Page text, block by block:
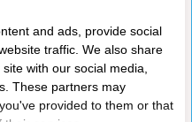
Deltafix Plankdragers
Plastic 10x5mm Wit...
and ads, provide social
traffic. We also share
with our social media,
These partners may
provided to them or that